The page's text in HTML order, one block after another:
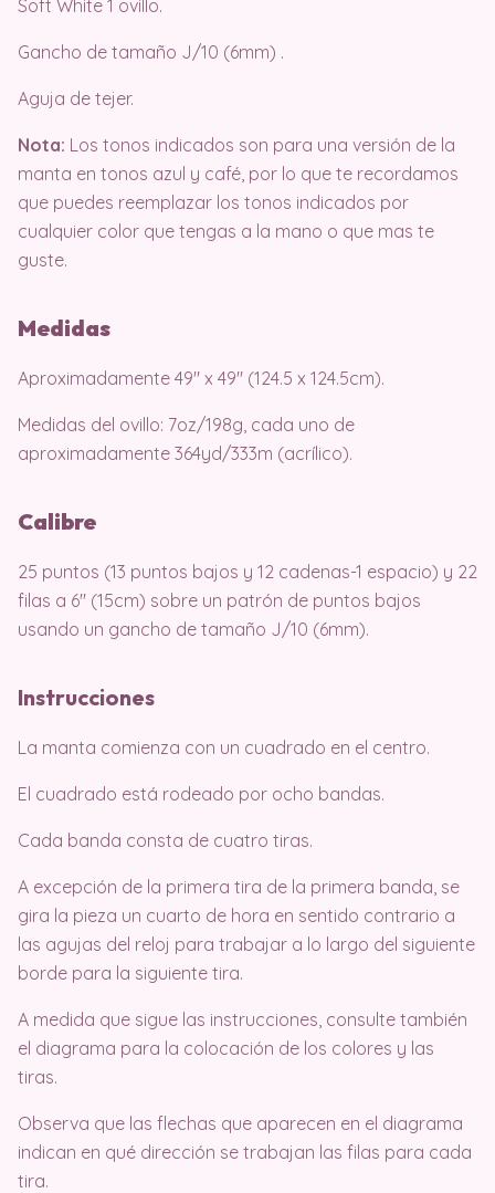
Soft White 1 ovillo.
Gancho de tamaño J/10 (6mm) .
Aguja de tejer.
Nota: Los tonos indicados son para una versión de la
manta en tonos azul y café, por lo que te recordamos
que puedes reemplazar los tonos indicados por
cualquier color que tengas a la mano o que mas te
guste.
Medidas
Aproximadamente 49″ x 49″ (124.5 x 124.5cm).
Medidas del ovillo: 7oz/198g, cada uno de
aproximadamente 364yd/333m (acrílico).
Calibre
25 puntos (13 puntos bajos y 12 cadenas-1 espacio) y 22
filas a 6″ (15cm) sobre un patrón de puntos bajos
usando un gancho de tamaño J/10 (6mm).
Instrucciones
La manta comienza con un cuadrado en el centro.
El cuadrado está rodeado por ocho bandas.
Cada banda consta de cuatro tiras.
A excepción de la primera tira de la primera banda, se
gira la pieza un cuarto de hora en sentido contrario a
las agujas del reloj para trabajar a lo largo del siguiente
borde para la siguiente tira.
A medida que sigue las instrucciones, consulte también
el diagrama para la colocación de los colores y las
tiras.
Observa que las flechas que aparecen en el diagrama
indican en qué dirección se trabajan las filas para cada
tira.